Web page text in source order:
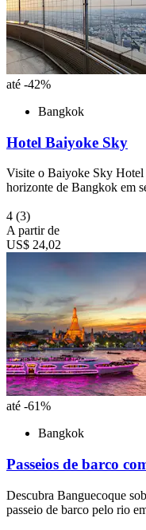
até -42%
Bangkok
Hotel Baiyoke Sky
Visite o Baiyoke Sky Hotel
horizonte de Bangkok em
4 (3)
A partir de
US$ 24,02
até -61%
Bangkok
Passeios de barco
Descubra Banguecoque
passeio de barco pelo rio